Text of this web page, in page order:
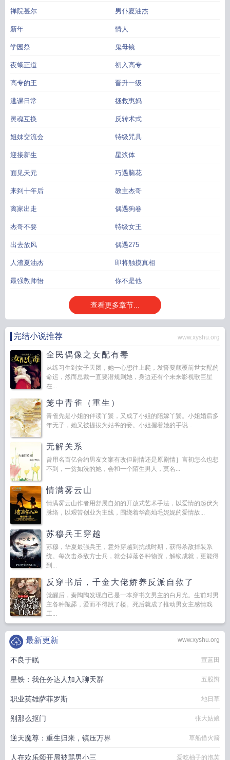
禅院甚尔 男仆夏油杰
新年 情人
学园祭 鬼母镜
夜蛾正道 初入高专
高专的王 晋升一级
逃课日常 拯救惠妈
灵魂互换 反转术式
姐妹交流会 特级咒具
迎接新生 星浆体
面见天元 巧遇脑花
来到十年后 教主杰哥
离家出走 偶遇狗卷
杰哥不要 特级女王
出去放风 偶遇275
人渣夏油杰 即将触摸真相
最强教师悟 你不是他
查看更多章节...
完结小说推荐 www.xyshu.org
全民偶像之女配有毒
从练习生到女子天团，她一心想往上爬，发誓要颠覆前世女配的
命运，然而总裁一直要潜规则她，身边还有个未来影视歌巨星
在...
笼中青雀（重生）
青雀先是小姐的伴读丫鬟，又成了小姐的陪嫁丫鬟。小姐婚后多
年无子，她又被提拔为姑爷的妾。小姐握着她的手说...
无解关系
曾用名百亿合约男友文案有改但剧情还是原剧情］言初怎么也想
不到，一贫如洗的她，会和一个陌生男人，莫名...
情满雾云山
情满雾云山作者用舒展自如的开放式艺术手法，以爱情的起伏为
脉络，以艰苦创业为主线，围绕着华高灿毛妮妮的爱情故...
苏穆兵王穿越
苏穆，华夏最强兵王，意外穿越到抗战时期，获得杀敌掉装系
统。每次击杀敌方士兵，就会掉落各种物资，解锁成就，更能得
到...
反穿书后，千金大佬娇养反派自救了
觉醒后，秦陶陶发现自己是一本穿书文男主的白月光。生前对男
主各种跪舔，爱而不得跳了楼。死后就成了推动男女主感情戏
工...
www.xyshu.org
最新更新
不良于眠 宣蓝田
星铁：我任务达人加入聊天群 五股辫
职业英雄萨菲罗斯 地日草
别那么抠门 张大姑娘
逆天魔尊：重生归来，镇压万界 草船借火箭
人在欢乐颂开局被骂男小三 爱吃柚子的泡芙